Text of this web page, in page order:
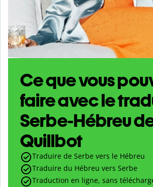
Ce que vous
faire avec le
Serbe-Hébreu
Quillbot
Traduire de Serbe vers le Hébreu
Traduire du Hébreu vers Serbe
Traduction en ligne, sans